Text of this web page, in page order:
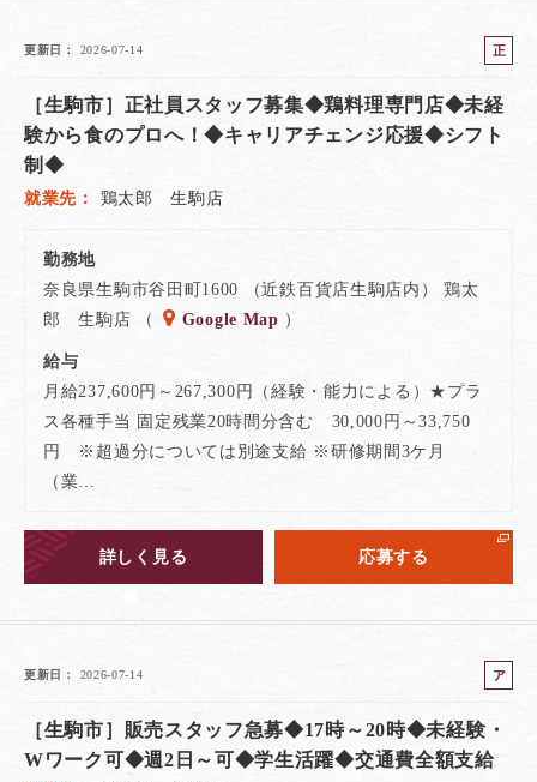
更新日 2026-07-14
正
員
［生駒市］正社員スタッフ募集◆鶏料理専門店◆未経
験から食のプロへ！◆キャリアチェンジ応援◆シフト
制◆
就業先 鶏太郎 生駒店
勤務地
奈良県生駒市谷田町1600 （近鉄百貨店生駒店内） 鶏太
郎 生駒店 （
Google Map ）
給与
月給237,600円～267,300円（経験・能力による）★プラ
ス各種手当 固定残業20時間分含む 30,000円～33,750
円 ※超過分については別途支給 ※研修期間3ケ月
（業…
詳しく見る 応募する
更新日 2026-07-14
ア
バ
イ
［生駒市］販売スタッフ急募◆17時～20時◆未経験・
Wワーク可◆週2日～可◆学生活躍◆交通費全額支給